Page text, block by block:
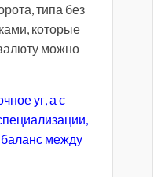
типа без
которые
можно
уг, а с
между